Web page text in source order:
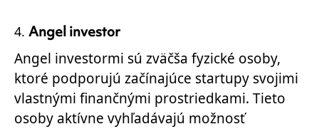
Angel investor
Angel investormi sú zväčša fyzické osoby,
ktoré podporujú začínajúce startupy svojimi
vlastnými finančnými prostriedkami. Tieto
osoby aktívne vyhľadávajú možnosť